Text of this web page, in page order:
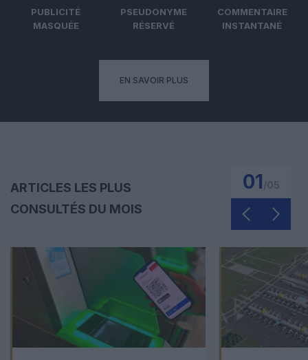
PUBLICITÉ
MASQUÉE
PSEUDONYME
RÉSERVÉ
COMMENTAIRE
INSTANTANÉ
EN SAVOIR PLUS
ARTICLES LES PLUS
CONSULTÉS DU MOIS
01